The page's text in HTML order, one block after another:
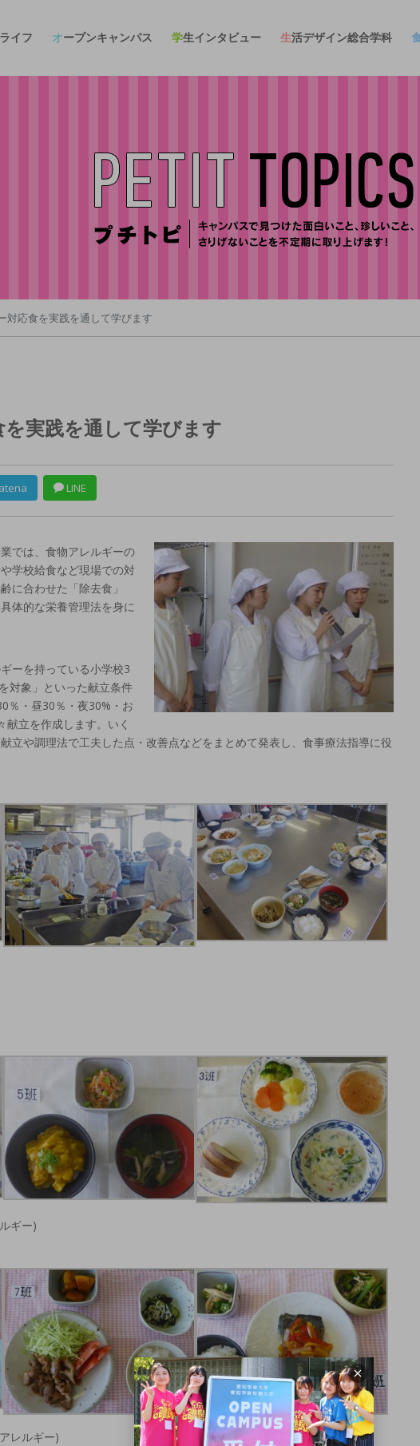
ライフ オープンキャンパス 学生インタビュー 生活デザイン総合学科
対応食を実践を通して学びます
実践を通して学びます
LINE
では、食物アレルギーの
学校給食など現場での対
に合わせた「除去食」
体的な栄養管理法を身に
ーを持っている小学校3
対象」といった献立条件
％・昼30％・夜30%・お
立を作成します。いく
立や調理法で工夫した点・改善点などをまとめて発表し、食事療法指導に役
ギー)
レルギー)